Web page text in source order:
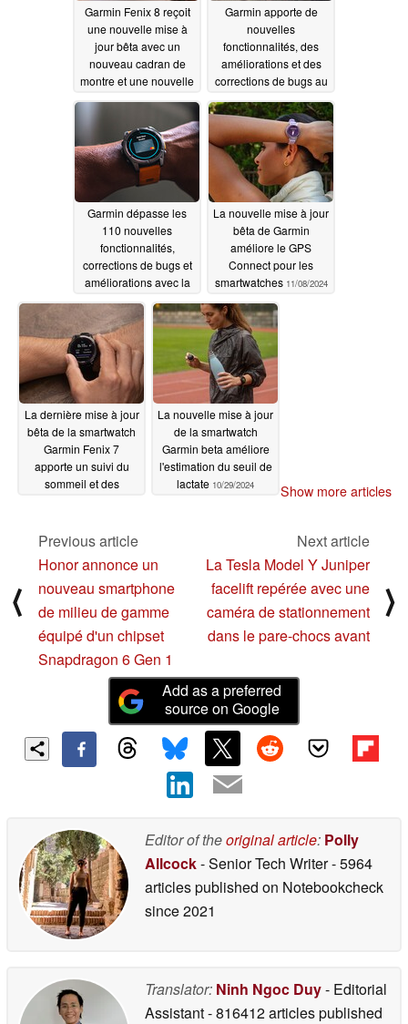
Garmin Fenix 8 reçoit
une nouvelle mise à
jour bêta avec un
nouveau cadran de
montre et une nouvelle
activité11/10/2024
Garmin apporte de
nouvelles
fonctionnalités, des
améliorations et des
corrections de bugs au
compteur de vélo Edge
1050 avant la sortie de
la version stable
11/08/2024
Garmin dépasse les
110 nouvelles
fonctionnalités,
corrections de bugs et
améliorations avec la
nouvelle mise à jour
Fenix 8 avant la sortie
de la version stable
11/08/2024
La nouvelle mise à jour
bêta de Garmin
améliore le GPS
Connect pour les
smartwatches 11/08/2024
La dernière mise à jour
bêta de la smartwatch
Garmin Fenix 7
apporte un suivi du
sommeil et des
La nouvelle mise à jour
de la smartwatch
Garmin beta améliore
l'estimation du seuil de
lactate 10/29/2024 Show more articles
⟨
Previous article
Honor annonce un
nouveau smartphone
de milieu de gamme
équipé d'un chipset
Snapdragon 6 Gen 1
Next article
La Tesla Model Y Juniper
facelift repérée avec une
caméra de stationnement
dans le pare-chocs avant
⟩
Add as a preferred
source on Google
Editor of theoriginal article: Polly
Allcock- Senior Tech Writer- 5964
articles published on Notebookcheck
since 2021
Translator: Ninh Ngoc Duy- Editorial
Assistant- 816412 articles published